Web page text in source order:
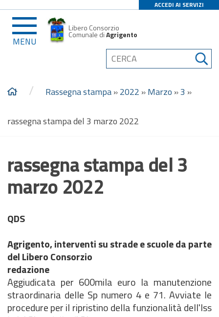
ACCEDI AI SERVIZI
MENU
Libero Consorzio
Comunale diAgrigento
/ Rassegna stampa»2022 »Marzo »3 »
rassegna stampa del 3 marzo 2022
rassegna stampa del 3
marzo 2022
QDS
Agrigento, interventi su strade e scuole da parte
del Libero Consorzio
redazione
Aggiudicata per 600mila euro la manutenzione
straordinaria delle Sp numero 4 e 71. Avviate le
procedure per il ripristino della funzionalità dell'Iss